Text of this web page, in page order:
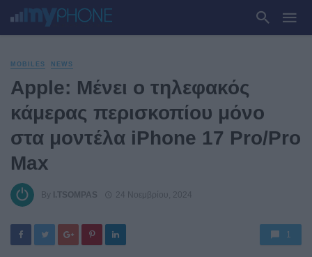
MOBILES NEWS
Apple: Μένει ο τηλεφακός
κάμερας περισκοπίου μόνο
στα μοντέλα iPhone 17 Pro/Pro
Max
By I.TSOMPAS 24 Νοεμβρίου, 2024
1